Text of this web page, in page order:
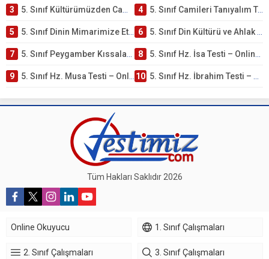
3 5. Sınıf Kültürümüzden Cami Örnekleri Testi – Online Çöz 4 5. Sınıf Camileri Tanıyalım Testi – Online Çöz
5 5. Sınıf Dinin Mimarimize Etkisi Testi – Online Çöz 6 5. Sınıf Din Kültürü ve Ahlak Bilgisi 4. Ünite: Peygamber Kıssaları Çalışmaları
7 5. Sınıf Peygamber Kıssaları Ünite Testi – Online Çöz 8 5. Sınıf Hz. İsa Testi – Online Çöz
9 5. Sınıf Hz. Musa Testi – Online Çöz 10 5. Sınıf Hz. İbrahim Testi – Online Çöz
Tüm Hakları Saklıdır 2026
Online Okuyucu 1. Sınıf Çalışmaları
2. Sınıf Çalışmaları 3. Sınıf Çalışmaları